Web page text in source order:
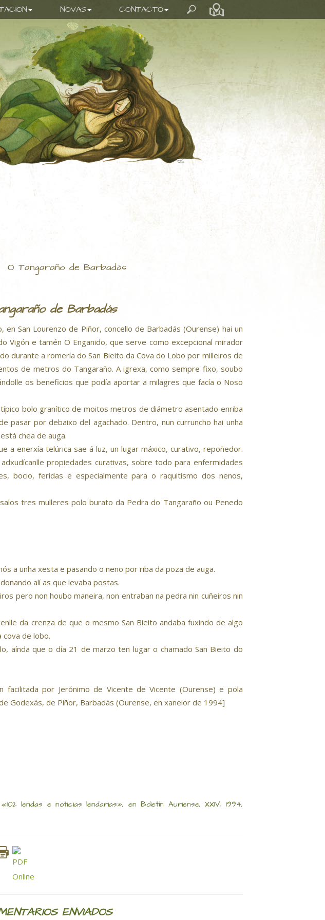
NOVAS CONTACTO
O Tangaraño de Barbadás
de Barbadás
San Lourenzo de Piñor, concello de Barbadás (Ourense) hai un
Vigón e tamén O Enganido, que serve como excepcional mirador
durante a romería do San Bieito da Cova do Lobo por milleiros de
de metros do Tangaraño. A igrexa, como sempre fixo, soubo
os beneficios que podía aportar a milagres que facía o Noso
bolo granítico de moitos metros de diámetro asentado enriba
pasar por debaixo del agachado. Dentro, nun curruncho hai unha
chea de auga.
a enerxía telúrica sae á luz, un lugar máxico, curativo, repoñedor.
propiedades curativas, sobre todo para enfermidades
bocio, feridas e especialmente para o raquitismo dos nenos,
tres mulleres polo burato da Pedra do Tangaraño ou Penedo
a unha xesta e pasando o neno por riba da poza de auga.
alí as que levaba postas.
pero non houbo maneira, non entraban na pedra nin cuñeiros nin
da crenza de que o mesmo San Bieito andaba fuxindo de algo
cova de lobo.
aínda que o día 21 de marzo ten lugar o chamado San Bieito do
por Jerónimo de Vicente de Vicente (Ourense) e pola
Godexás, de Piñor, Barbadás (Ourense, en xaneior de 1994]
«102 lendas e noticias lendarias», en Boletín Auriense, XXIV, 1994,
ENVIADOS